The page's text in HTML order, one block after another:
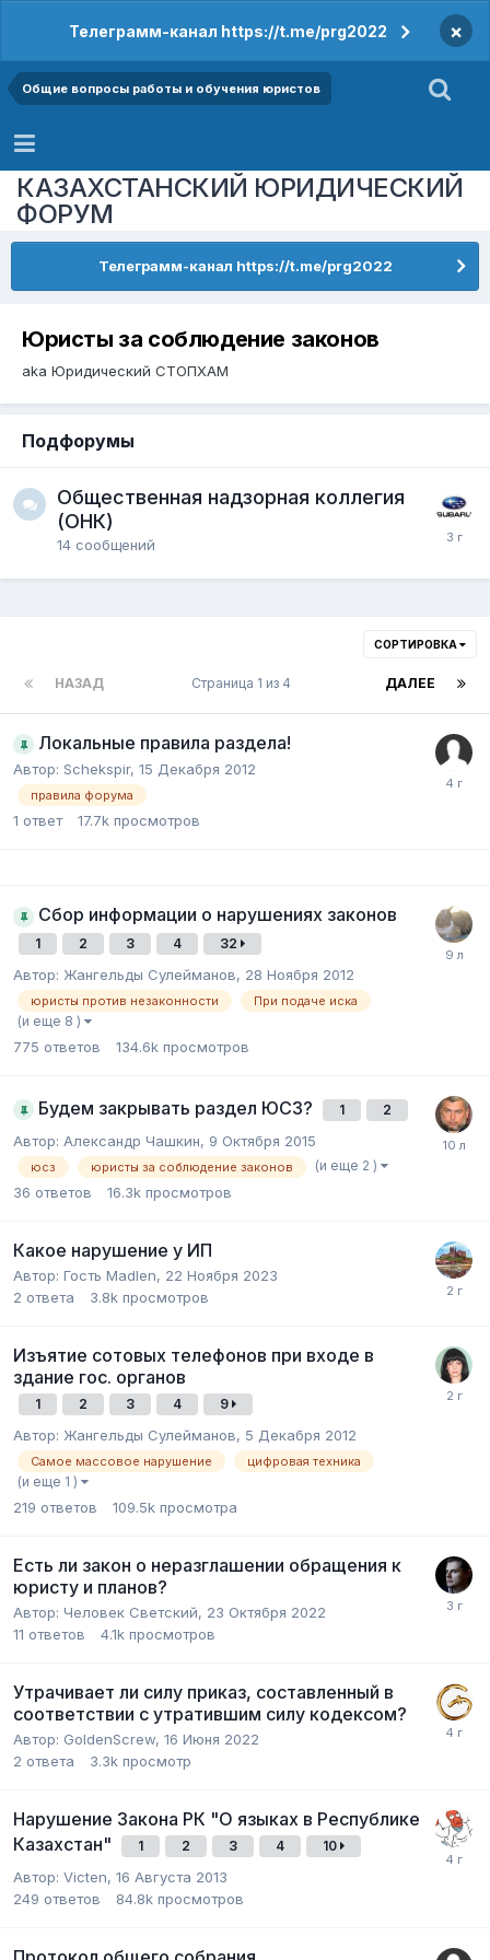
Телеграмм-канал https://t.me/prg2022 ×
Общие вопросы работы и обучения юристов
КАЗАХСТАНСКИЙ ЮРИДИЧЕСКИЙ
ФОРУМ
Телеграмм-канал https://t.me/prg2022
Юристы за соблюдение законов
aka Юридический СТОПХАМ
Подфорумы
Общественная надзорная коллегия
(ОНК)
14 сообщений
СОРТИРОВКА
НАЗАД ДАЛЕЕ
Страница 1 из 4
Локальные правила раздела!
Автор: Schekspir, 15 Декабря 2012
правила форума
1 ответ 17.7k просмотров
Сбор информации о нарушениях законов
1 2 3 4 32
Автор: Жангельды Сулейманов, 28 Ноября 2012
юристы против незаконности При подаче иска
(и еще 8 )
775 ответов 134.6k просмотров
Будем закрывать раздел ЮСЗ? 1 2
Автор: Александр Чашкин, 9 Октября 2015
юсз юристы за соблюдение законов (и еще 2 )
36 ответов 16.3k просмотров
Какое нарушение у ИП
Автор: Гость Madlen, 22 Ноября 2023
2 ответа 3.8k просмотров
Изъятие сотовых телефонов при входе в
здание гос. органов
1 2 3 4 9
Автор: Жангельды Сулейманов, 5 Декабря 2012
Самое массовое нарушение цифровая техника
(и еще 1 )
219 ответов 109.5k просмотра
Есть ли закон о неразглашении обращения к
юристу и планов?
Автор: Человек Светский, 23 Октября 2022
11 ответов 4.1k просмотров
Утрачивает ли силу приказ, составленный в
соответствии с утратившим силу кодексом?
Автор: GoldenScrew, 16 Июня 2022
2 ответа 3.3k просмотр
Нарушение Закона РК "О языках в Республике
Казахстан"
1 2 3 4 10
Автор: Victen, 16 Августа 2013
249 ответов 84.8k просмотров